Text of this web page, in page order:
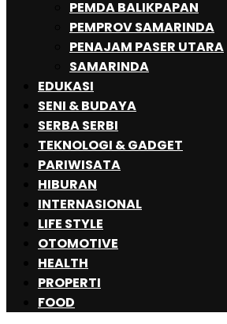
PEMDA BALIKPAPAN
PEMPROV SAMARINDA
PENAJAM PASER UTARA
SAMARINDA
EDUKASI
SENI & BUDAYA
SERBA SERBI
TEKNOLOGI & GADGET
PARIWISATA
HIBURAN
INTERNASIONAL
LIFE STYLE
OTOMOTIVE
HEALTH
PROPERTI
FOOD